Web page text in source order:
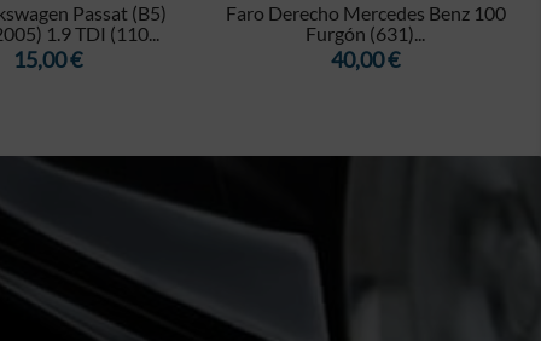
Passat (B5)
1.9 TDI (110...
Precio
15,00 €
Faro Derecho Mercedes Benz 100
Furgón (631)...
Precio
40,00 €